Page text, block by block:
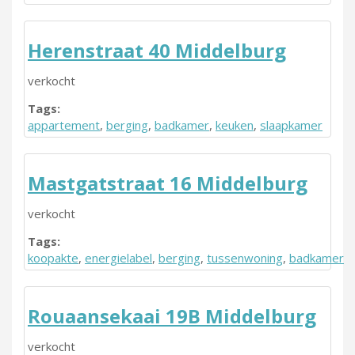
Herenstraat 40 Middelburg
verkocht
Tags:
appartement, berging, badkamer, keuken, slaapkamer
Mastgatstraat 16 Middelburg
verkocht
Tags:
koopakte, energielabel, berging, tussenwoning, badkamer
Rouaansekaai 19B Middelburg
verkocht